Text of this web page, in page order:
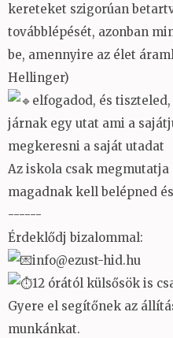
kereteket szigorúan
továbblépését, azonban
be, amennyire az élet
Hellinger)
elfogadod, és
járnak egy utat ami a
megkeresni a saját utadat
Az iskola csak megmutatja
magadnak kell belépned
------
Érdeklődj bizalommal:
info@ezust-hid.hu
12 órától külsősök is
Gyere el segítőnek az
munkánkat.